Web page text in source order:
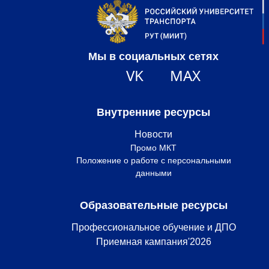
Мы в социальных сетях
VK MAX
Внутренние ресурсы
Новости
Промо МКТ
Положение о работе с персональными
данными
Образовательные ресурсы
Профессиональное обучение и ДПО
Приемная кампания'2026